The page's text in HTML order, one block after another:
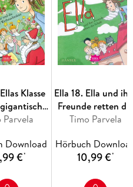
Klasse
Parvela
Download
€*
Ella 18. Ella und
Freunde retten die
Schule
Timo Parvela
Hörbuch
10,99 €*